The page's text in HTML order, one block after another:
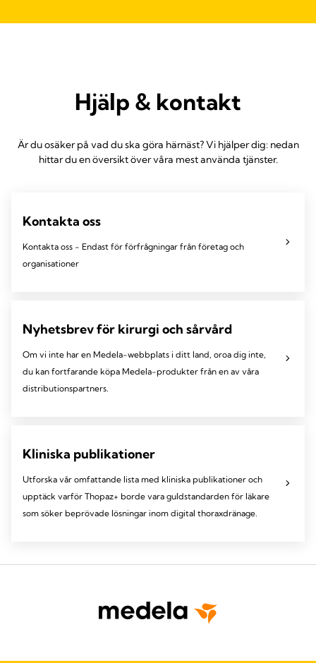
Hjälp & kontakt
Är du osäker på vad du ska göra härnäst? Vi hjälper dig: nedan
hittar du en översikt över våra mest använda tjänster.
Kontakta oss
Kontakta oss - Endast för förfrågningar från företag och
organisationer
Nyhetsbrev för kirurgi och sårvård
Om vi ​​inte har en Medela-webbplats i ditt land, oroa dig inte,
du kan fortfarande köpa Medela-produkter från en av våra
distributionspartners.
Kliniska publikationer
Utforska vår omfattande lista med kliniska publikationer och
upptäck varför Thopaz+ borde vara guldstandarden för läkare
som söker beprövade lösningar inom digital thoraxdränage.